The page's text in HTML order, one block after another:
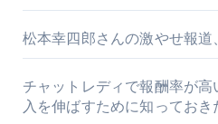
松本幸四郎さんの激やせ報道
チャットレディで報酬率が
入を伸ばすために知っておき